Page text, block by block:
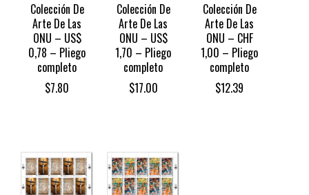
Colección De
Arte De Las
ONU – US$
0,78 – Pliego
completo
$7.80
Colección De
Arte De Las
ONU – US$
1,70 – Pliego
completo
$17.00
Colección De
Arte De Las
ONU – CHF
1,00 – Pliego
completo
$12.39